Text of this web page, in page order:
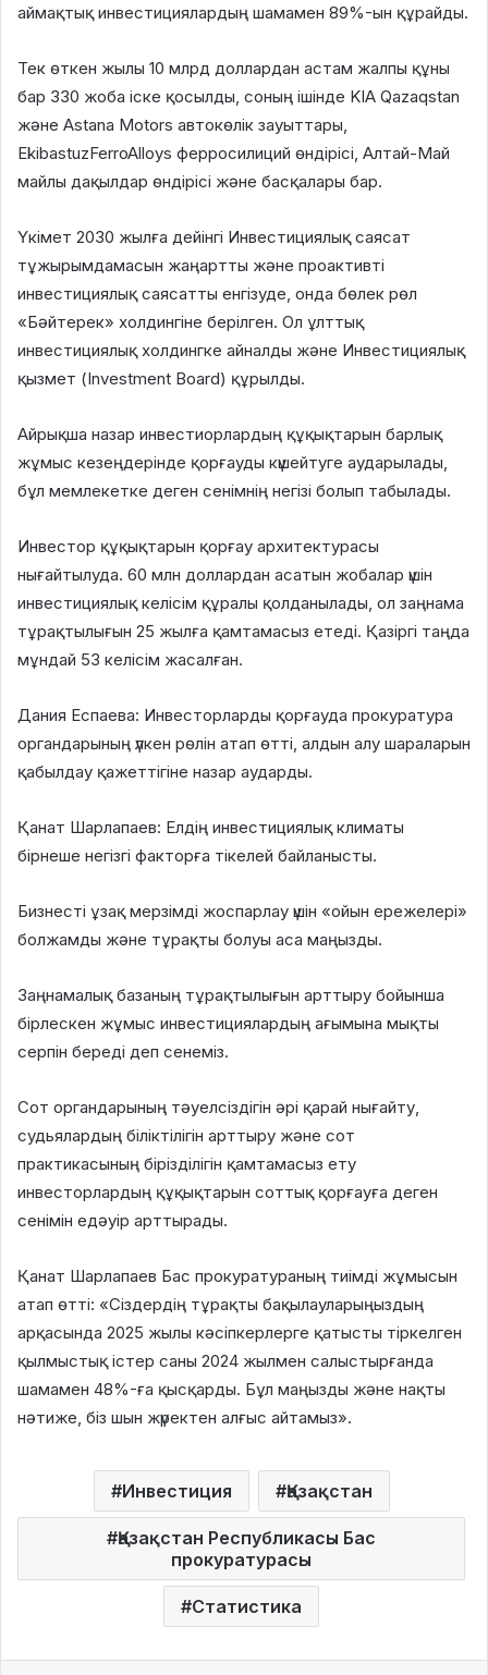
аймақтық инвестициялардың шамамен 89%-ын құрайды.
Тек өткен жылы 10 млрд доллардан астам жалпы құны
бар 330 жоба іске қосылды, соның ішінде KIA Qazaqstan
және Astana Motors автокөлік зауыттары,
EkibastuzFerroAlloys ферросилиций өндірісі, Алтай-Май
майлы дақылдар өндірісі және басқалары бар.
Үкімет 2030 жылға дейінгі Инвестициялық саясат
тұжырымдамасын жаңартты және проактивті
инвестициялық саясатты енгізуде, онда бөлек рөл
«Бәйтерек» холдингіне берілген. Ол ұлттық
инвестициялық холдингке айналды және Инвестициялық
қызмет (Investment Board) құрылды.
Айрықша назар инвестиорлардың құқықтарын барлық
жұмыс кезеңдерінде қорғауды күшейтуге аударылады,
бұл мемлекетке деген сенімнің негізі болып табылады.
Инвестор құқықтарын қорғау архитектурасы
нығайтылуда. 60 млн доллардан асатын жобалар үшін
инвестициялық келісім құралы қолданылады, ол заңнама
тұрақтылығын 25 жылға қамтамасыз етеді. Қазіргі таңда
мұндай 53 келісім жасалған.
Дания Еспаева: Инвесторларды қорғауда прокуратура
органдарының үлкен рөлін атап өтті, алдын алу шараларын
қабылдау қажеттігіне назар аударды.
Қанат Шарлапаев: Елдің инвестициялық климаты
бірнеше негізгі факторға тікелей байланысты.
Бизнесті ұзақ мерзімді жоспарлау үшін «ойын ережелері»
болжамды және тұрақты болуы аса маңызды.
Заңнамалық базаның тұрақтылығын арттыру бойынша
бірлескен жұмыс инвестициялардың ағымына мықты
серпін береді деп сенеміз.
Сот органдарының тәуелсіздігін әрі қарай нығайту,
судьялардың біліктілігін арттыру және сот
практикасының бірізділігін қамтамасыз ету
инвесторлардың құқықтарын соттық қорғауға деген
сенімін едәуір арттырады.
Қанат Шарлапаев Бас прокуратураның тиімді жұмысын
атап өтті: «Сіздердің тұрақты бақылауларыңыздың
арқасында 2025 жылы кәсіпкерлерге қатысты тіркелген
қылмыстық істер саны 2024 жылмен салыстырғанда
шамамен 48%-ға қысқарды. Бұл маңызды және нақты
нәтиже, біз шын жүректен алғыс айтамыз».
Инвестиция Қазақстан
Қазақстан Республикасы Бас
прокуратурасы
Статистика